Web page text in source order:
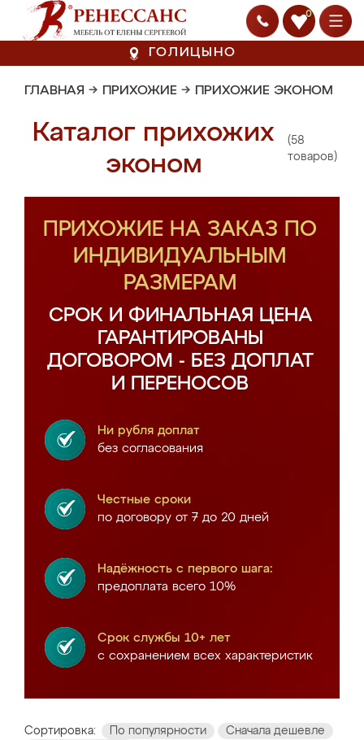
0
ГОЛИЦЫНО
ГЛАВНАЯ → ПРИХОЖИЕ → ПРИХОЖИЕ ЭКОНОМ
Каталог прихожих
эконом
(58
товаров)
ПРИХОЖИЕ НА ЗАКАЗ ПО
ИНДИВИДУАЛЬНЫМ
РАЗМЕРАМ
СРОК И ФИНАЛЬНАЯ ЦЕНА
ГАРАНТИРОВАНЫ
ДОГОВОРОМ - БЕЗ ДОПЛАТ
И ПЕРЕНОСОВ
Ни рубля доплат
без согласования
Честные сроки
по договору от 7 до 20 дней
Надёжность с первого шага:
предоплата всего 10%
Срок службы 10+ лет
с сохранением всех характеристик
Сортировка: По популярности
Сначала дешевле